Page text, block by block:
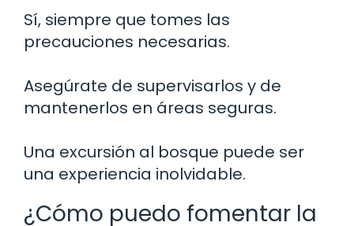
Sí, siempre que tomes las
precauciones necesarias.
Asegúrate de supervisarlos y de
mantenerlos en áreas seguras.
Una excursión al bosque puede ser
una experiencia inolvidable.
¿Cómo puedo fomentar la